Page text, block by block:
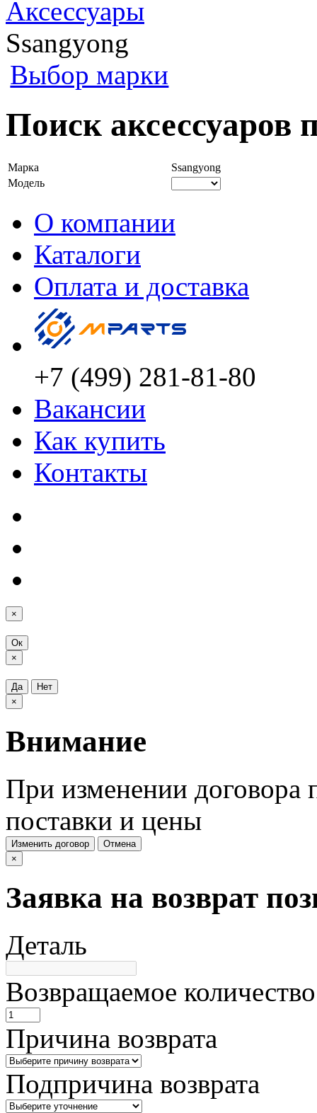
Аксессуары
Ssangyong
Выбор марки
Поиск аксессуаров
Марка
Ssangyong
Модель
О компании
Каталоги
Оплата и доставка
+7 (499) 281-81-80
Вакансии
Как купить
Контакты
×
Ок
×
Да
Нет
×
Внимание
При изменении договора
поставки и цены
Изменить договор
Отмена
×
Заявка на возврат
Деталь
Возвращаемое количество
Причина возврата
Подпричина возврата